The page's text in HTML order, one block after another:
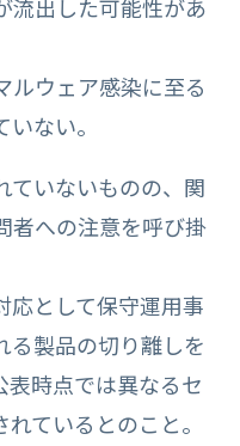
流出した可能性があ
ルウェア感染に至る
ない。
ていないものの、関
者への注意を呼び掛
応として保守運用事
る製品の切り離しを
表時点では異なるセ
ているとのこと。